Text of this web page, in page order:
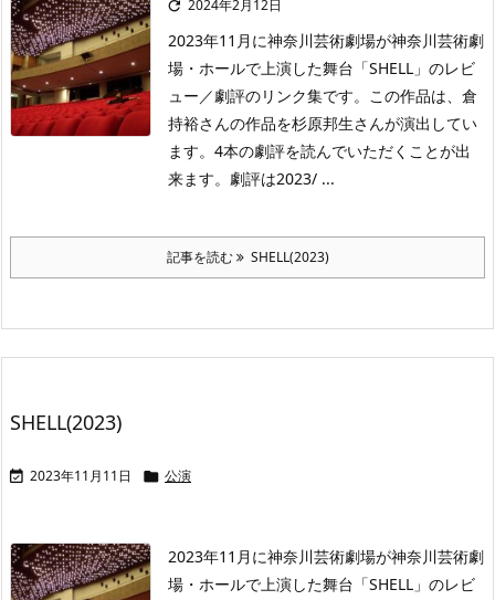
 2024年2月12日
2023年11月に神奈川芸術劇場が神奈川芸術劇
場・ホールで上演した舞台「SHELL」のレビ
ュー／劇評のリンク集です。この作品は、倉
持裕さんの作品を杉原邦生さんが演出してい
ます。4本の劇評を読んでいただくことが出
来ます。劇評は2023/ ...
記事を読む SHELL(2023)
SHELL(2023)
 2023年11月11日  公演
2023年11月に神奈川芸術劇場が神奈川芸術劇
場・ホールで上演した舞台「SHELL」のレビ